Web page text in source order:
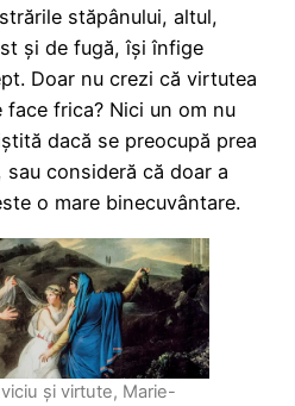
stăpânului, altul,
și de fugă, își înfige
Doar nu crezi că virtutea
face frica? Nici un om nu
dacă se preocupă prea
consideră că doar a
o mare binecuvântare.
și virtute, Marie-